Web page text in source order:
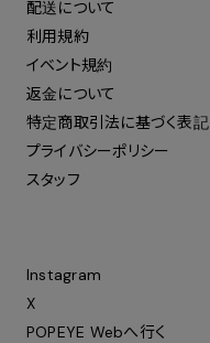
配送について
利用規約
イベント規約
返金について
特定商取引法に基づく表記
プライバシーポリシー
スタッフ
Instagram
X
POPEYE Webへ行く